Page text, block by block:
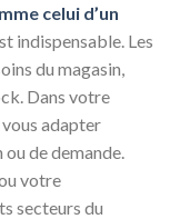
celui d’un
indispensable. Les
du magasin,
Dans votre
adapter
de demande.
votre
secteurs du